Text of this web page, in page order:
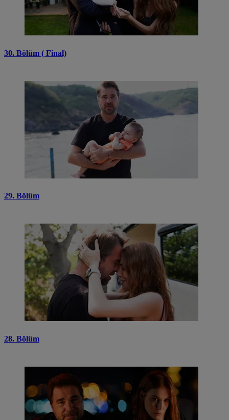
30. Bölüm ( Final)
29. Bölüm
28. Bölüm